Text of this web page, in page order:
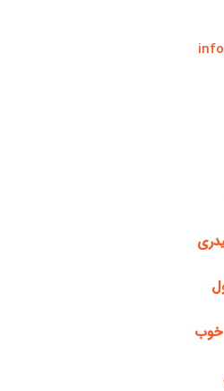
خوب